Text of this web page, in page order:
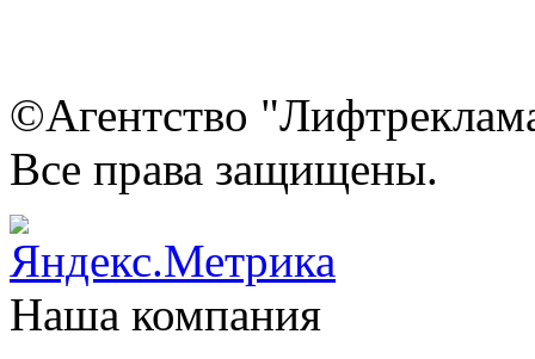
©Агентство
Все права защищены.
Наша компания